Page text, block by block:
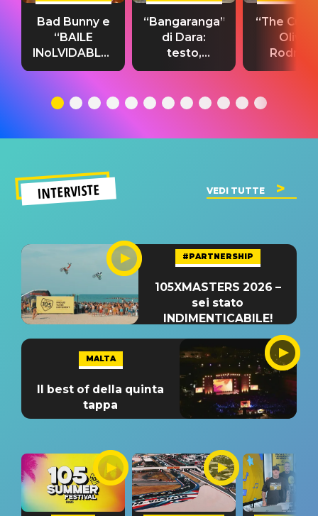
Bad Bunny e
“BAILE
INoLVIDABLE”:
testo,
significato
“Bangaranga”
di Dara:
testo,
traduzione e
del singolo
“The
Olivia
testo,
INTERVISTE VEDI TUTTE
#PARTNERSHIP
105XMASTERS 2026 –
sei stato
INDIMENTICABILE!
MALTA
Il best of della quinta
tappa